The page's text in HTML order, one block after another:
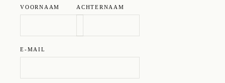
VOORNAAM ACHTERNAAM
E-MAIL